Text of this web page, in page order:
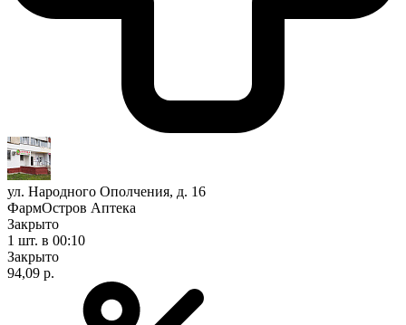
ул. Народного Ополчения, д. 16
ФармОстров Аптека
Закрыто
1 шт. в 00:10
Закрыто
94,09 р.